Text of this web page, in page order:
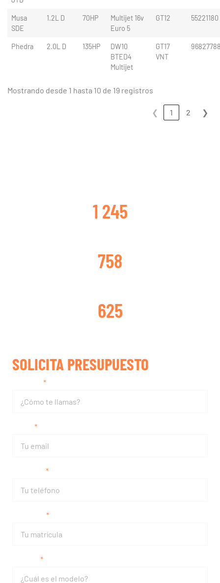
Musa
SDE
1.2L D 70HP
Multijet 16v
Euro 5
GT12 55221180
Phedra 2.0L D 135HP
DW10
BTED4
Multijet
GT17
VNT
Mostrando desde 1 hasta 10 de 19 registros
❮ 1 2 ❯
SOLICITA PRESUPUESTO
1 245
758
625